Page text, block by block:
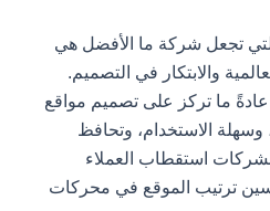
تجعل شركة ما الأفضل هي
والابتكار في التصميم.
ما تركز على تصميم مواقع
الاستخدام، وتحافظ
استقطاب العملاء
ترتيب الموقع في محركات